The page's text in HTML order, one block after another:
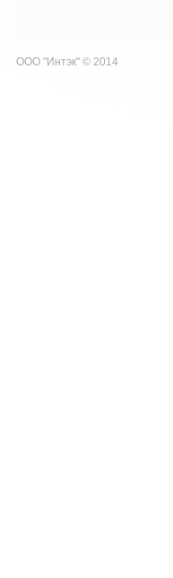
ООО "Интэк" © 2014